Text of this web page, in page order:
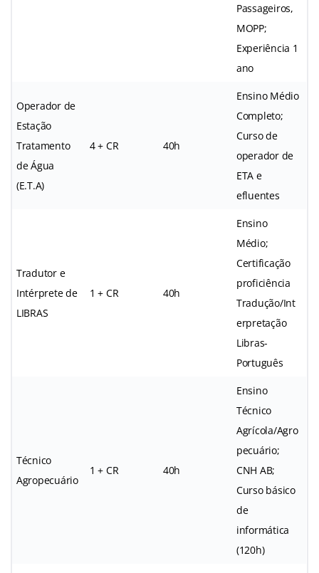
Passageiros,
MOPP;
Experiência 1
ano
Operador de
Estação
Tratamento
de Água
(E.T.A)
4 + CR 40h
Ensino Médio
Completo;
Curso de
operador de
ETA e
efluentes
Tradutor e
Intérprete de
LIBRAS
1 + CR 40h
Ensino
Médio;
Certificação
proficiência
Tradução/Int
erpretação
Libras-
Português
Técnico
Agropecuário
1 + CR 40h
Ensino
Técnico
Agrícola/Agro
pecuário;
CNH AB;
Curso básico
de
informática
(120h)